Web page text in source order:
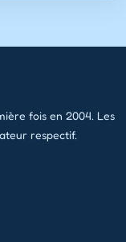
fois en 2004. Les
respectif.